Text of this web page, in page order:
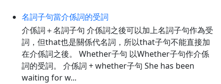
名詞子句當介係詞的受詞
介係詞＋名詞子句 介係詞之後可以加上名詞子句作為受
詞，但that也是關係代名詞，所以that子句不能直接加
在介係詞之後。 Whether子句 以Whether子句作介係
詞的受詞。 介係詞 + whether子句 She has been
waiting for w...